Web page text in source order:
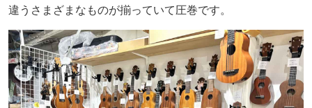
違うさまざまなものが揃っていて圧巻です。